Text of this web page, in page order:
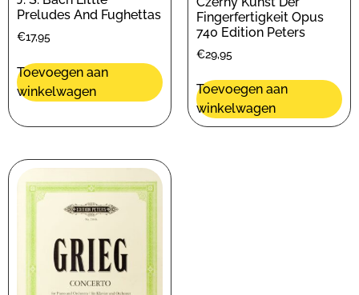
Preludes And Fughettas
€17,95
Toevoegen aan
winkelwagen
Fingerfertigkeit Opus
740 Edition Peters
€29,95
Toevoegen aan
winkelwagen